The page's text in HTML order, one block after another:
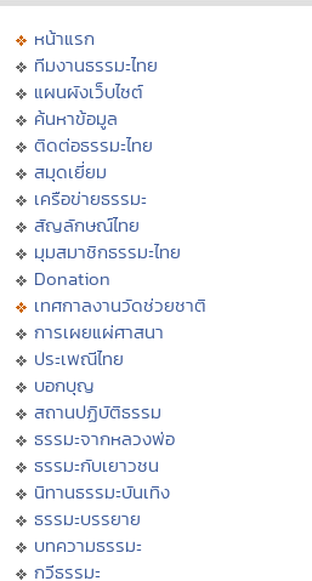
หน้าแรก
ทีมงานธรรมะไทย
แผนผังเว็บไซต์
ค้นหาข้อมูล
ติดต่อธรรมะไทย
สมุดเยี่ยม
เครือข่ายธรรมะ
สัญลักษณ์ไทย
มุมสมาชิกธรรมะไทย
Donation
เทศกาลงานวัดช่วยชาติ
การเผยแผ่ศาสนา
ประเพณีไทย
บอกบุญ
สถานปฏิบัติธรรม
ธรรมะจากหลวงพ่อ
ธรรมะกับเยาวชน
นิทานธรรมะบันเทิง
ธรรมะบรรยาย
บทความธรรมะ
กวีธรรมะ